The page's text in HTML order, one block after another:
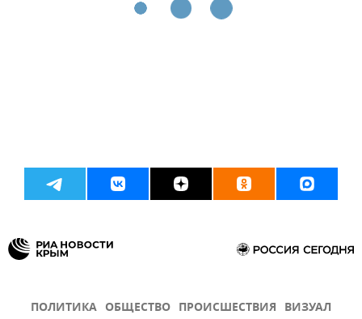
ПОЛИТИКА ОБЩЕСТВО ПРОИСШЕСТВИЯ ВИЗУАЛ